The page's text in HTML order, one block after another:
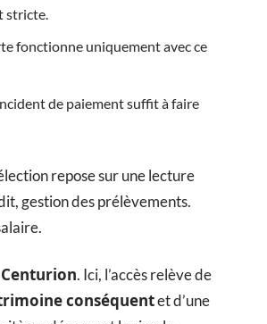
stricte.
fonctionne uniquement avec ce
de paiement suffit à faire
repose sur une lecture
gestion des prélèvements.
. Ici, l’accès relève de
conséquentet d’une